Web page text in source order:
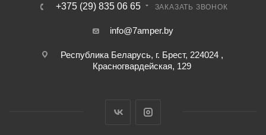
+375 (29) 835 06 65 ЗАКАЗАТЬ ЗВОНОК
info@7amper.by
Республика Беларусь, г. Брест, 224024 ,
Красногвардейская, 129